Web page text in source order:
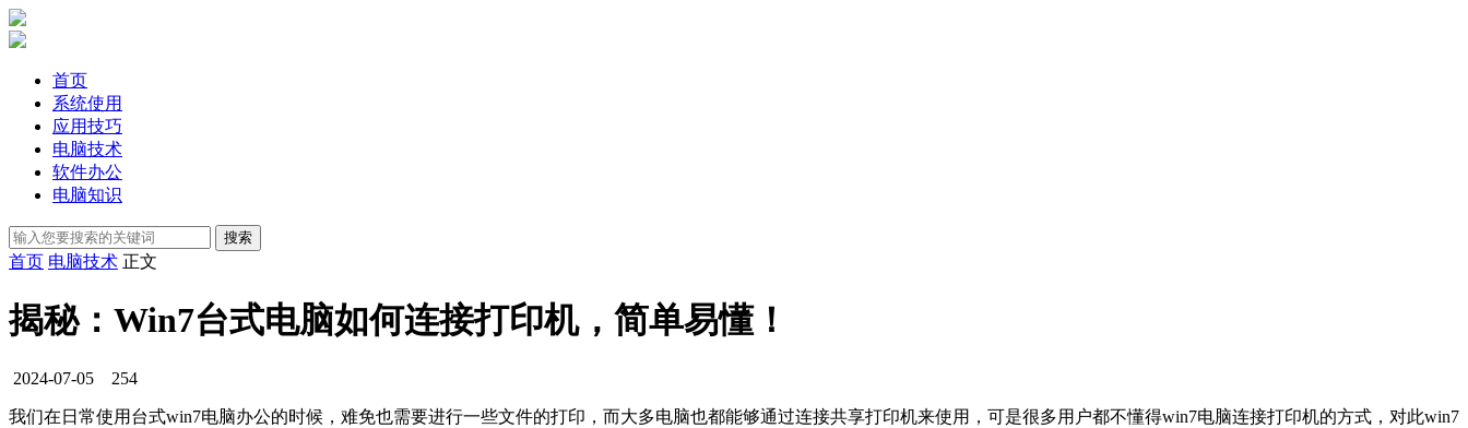
首页
系统使用
应用技巧
电脑技术
软件办公
电脑知识
首页 电脑技术 正文
揭秘：Win7台式电脑如何连接打印机，简单易懂！
2024-07-05 254
我们在日常使用台式win7电脑办公的时候，难免也需要进行一些文件的打印，而大多电脑也都能够通过连接共享打印机来使用，可是很多用户都不懂得win7电脑连接打印机的方式，对此win7